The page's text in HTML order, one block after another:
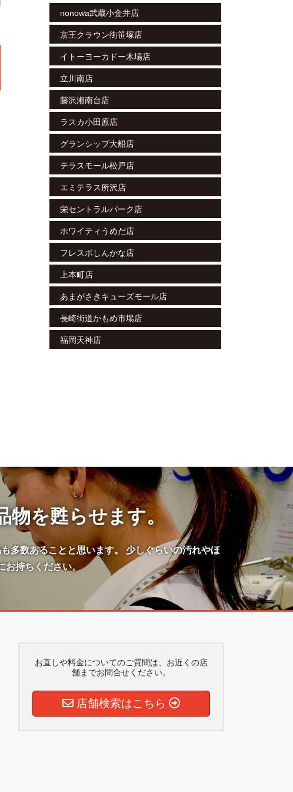
nonowa武蔵小金井店
京王クラウン街笹塚店
イトーヨーカドー木場店
立川南店
藤沢湘南台店
ラスカ小田原店
グランシップ大船店
テラスモール松戸店
エミテラス所沢店
栄セントラルパーク店
ホワイティうめだ店
フレスポしんかな店
上本町店
あまがさきキューズモール店
長崎街道かもめ市場店
福岡天神店
物を甦らせます。
多数あることと思います。 少しぐらいの汚れやほ
持ちください。
お直しや料金についてのご質問は、お近くの店
舗までお問合せください。
店舗検索はこちら